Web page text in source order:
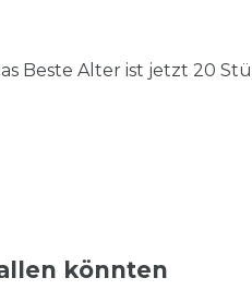
Beste Alter ist jetzt 20
könnten